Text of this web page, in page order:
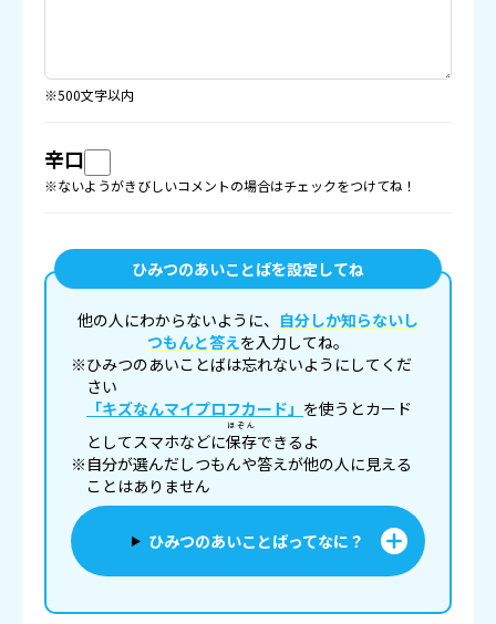
※500文字以内
辛口
※ないようがきびしいコメントの場合はチェックをつけてね！
ひみつのあいことばを設定してね
他の人にわからないように、 自分しか知らないし
つもんと答えを入力してね。
※ひみつのあいことばは忘れないようにしてくだ
さい
「キズなんマイプロフカード」 を使うとカード
としてスマホなどに保存
ほぞん
できるよ
※自分が選んだしつもんや答えが他の人に見える
ことはありません
ひみつのあいことばってなに？